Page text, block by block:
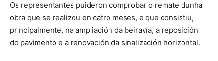
Os representantes puideron comprobar o remate dunha
obra que se realizou en catro meses, e que consistiu,
principalmente, na ampliación da beiravía, a reposición
do pavimento e a renovación da sinalización horizontal.